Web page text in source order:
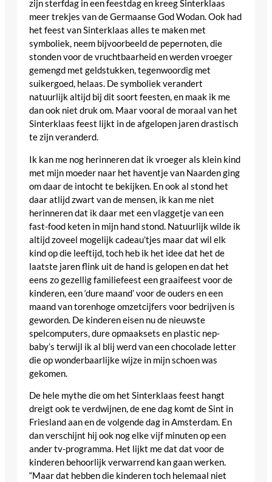
zijn sterfdag in een feestdag en kreeg Sinterklaas
meer trekjes van de Germaanse God Wodan. Ook had
het feest van Sinterklaas alles te maken met
symboliek, neem bijvoorbeeld de pepernoten, die
stonden voor de vruchtbaarheid en werden vroeger
gemengd met geldstukken, tegenwoordig met
suikergoed, helaas. De symboliek verandert
natuurlijk altijd bij dit soort feesten, en maak ik me
dan ook niet druk om. Maar vooral de moraal van het
Sinterklaas feest lijkt in de afgelopen jaren drastisch
te zijn veranderd.
Ik kan me nog herinneren dat ik vroeger als klein kind
met mijn moeder naar het haventje van Naarden ging
om daar de intocht te bekijken. En ook al stond het
daar atlijd zwart van de mensen, ik kan me niet
herinneren dat ik daar met een vlaggetje van een
fast-food keten in mijn hand stond. Natuurlijk wilde ik
altijd zoveel mogelijk cadeau’tjes maar dat wil elk
kind op die leeftijd, toch heb ik het idee dat het de
laatste jaren flink uit de hand is gelopen en dat het
eens zo gezellig familiefeest een graaifeest voor de
kinderen, een ‘dure maand’ voor de ouders en een
maand van torenhoge omzetcijfers voor bedrijven is
geworden. De kinderen eisen nu de nieuwste
spelcomputers, dure opmaaksets en plastic nep-
baby’s terwijl ik al blij werd van een chocolade letter
die op wonderbaarlijke wijze in mijn schoen was
gekomen.
De hele mythe die om het Sinterklaas feest hangt
dreigt ook te verdwijnen, de ene dag komt de Sint in
Friesland aan en de volgende dag in Amsterdam. En
dan verschijnt hij ook nog elke vijf minuten op een
ander tv-programma. Het lijkt me dat dat voor de
kinderen behoorlijk verwarrend kan gaan werken.
“Maar dat hebben die kinderen toch helemaal niet